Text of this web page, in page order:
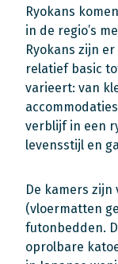
Ryokans
in de regio’s
Ryokans zijn
relatief basic
varieert: van
verblijf in een
levensstijl en
De kamers
(vloermatten
futonbedden.
oprolbare